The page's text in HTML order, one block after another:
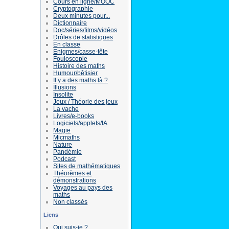
Cryptographie
Deux minutes pour...
Dictionnaire
Doc/séries/films/vidéos
Drôles de statistiques
En classe
Enigmes/casse-tête
Fouloscopie
Histoire des maths
Humour/bêtisier
Il y a des maths là ?
Illusions
Insolite
Jeux / Théorie des jeux
La vache
Livres/e-books
Logiciels/applets/IA
Magie
Micmaths
Nature
Pandémie
Podcast
Sites de mathématiques
Théorèmes et
démonstrations
Voyages au pays des
maths
Non classés
Liens
Qui suis-je ?